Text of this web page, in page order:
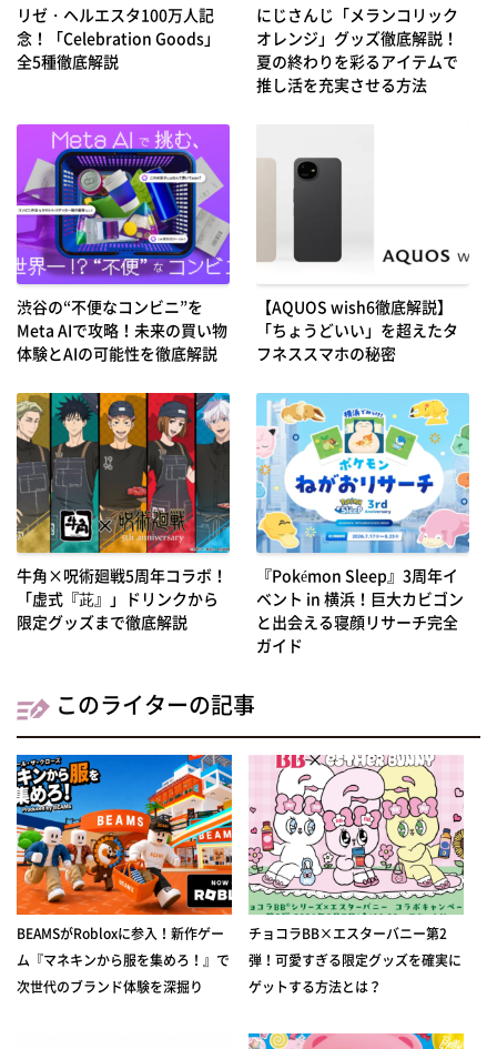
リゼ・ヘルエスタ100万人記
念！「Celebration Goods」
全5種徹底解説
にじさんじ「メランコリック
オレンジ」グッズ徹底解説！
夏の終わりを彩るアイテムで
推し活を充実させる方法
渋谷の“不便なコンビニ”を
Meta AIで攻略！未来の買い物
体験とAIの可能性を徹底解説
【AQUOS wish6徹底解説】
「ちょうどいい」を超えたタ
フネススマホの秘密
牛角×呪術廻戦5周年コラボ！
「虚式『茈』」ドリンクから
限定グッズまで徹底解説
『Pokémon Sleep』3周年イ
ベント in 横浜！巨大カビゴン
と出会える寝顔リサーチ完全
ガイド
このライターの記事
BEAMSがRobloxに参入！新作ゲー
ム『マネキンから服を集めろ！』で
次世代のブランド体験を深掘り
チョコラBB×エスターバニー第2
弾！可愛すぎる限定グッズを確実に
ゲットする方法とは？